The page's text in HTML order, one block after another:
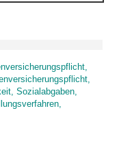
Sozialabgaben,